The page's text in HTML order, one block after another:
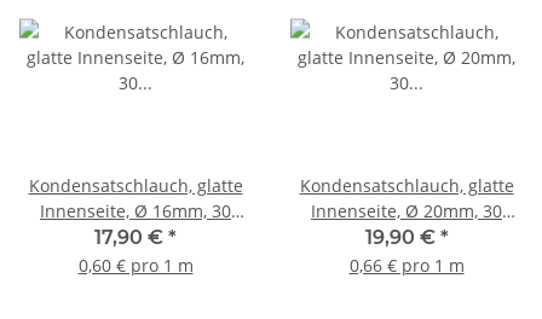
Kondensatschlauch, glatte
Innenseite, Ø 16mm, 30
Meter
17,90 € *
0,60 € pro 1 m
Kondensatschlauch, glatte
Innenseite, Ø 20mm, 30
Meter
19,90 € *
0,66 € pro 1 m